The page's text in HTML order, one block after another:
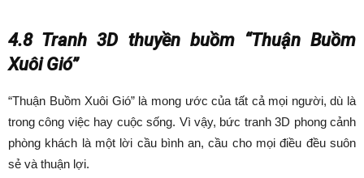
4.8 Tranh 3D thuyền buồm “Thuận Buồm
Xuôi Gió”
“Thuận Buồm Xuôi Gió” là mong ước của tất cả mọi người, dù là
trong công việc hay cuộc sống. Vì vậy, bức tranh 3D phong cảnh
phòng khách là một lời cầu bình an, cầu cho mọi điều đều suôn
sẻ và thuận lợi.